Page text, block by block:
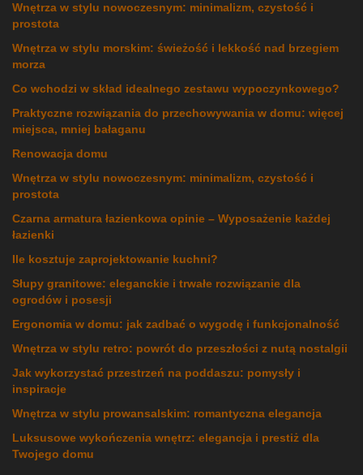
Wnętrza w stylu nowoczesnym: minimalizm, czystość i
prostota
Wnętrza w stylu morskim: świeżość i lekkość nad brzegiem
morza
Co wchodzi w skład idealnego zestawu wypoczynkowego?
Praktyczne rozwiązania do przechowywania w domu: więcej
miejsca, mniej bałaganu
Renowacja domu
Wnętrza w stylu nowoczesnym: minimalizm, czystość i
prostota
Czarna armatura łazienkowa opinie – Wyposażenie każdej
łazienki
Ile kosztuje zaprojektowanie kuchni?
Słupy granitowe: eleganckie i trwałe rozwiązanie dla
ogrodów i posesji
Ergonomia w domu: jak zadbać o wygodę i funkcjonalność
Wnętrza w stylu retro: powrót do przeszłości z nutą nostalgii
Jak wykorzystać przestrzeń na poddaszu: pomysły i
inspiracje
Wnętrza w stylu prowansalskim: romantyczna elegancja
Luksusowe wykończenia wnętrz: elegancja i prestiż dla
Twojego domu